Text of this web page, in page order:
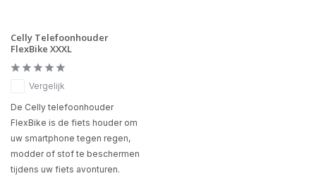
Celly Telefoonhouder
FlexBike XXXL
Vergelijk
De Celly telefoonhouder
FlexBike is de fiets houder om
uw smartphone tegen regen,
modder of stof te beschermen
tijdens uw fiets avonturen.